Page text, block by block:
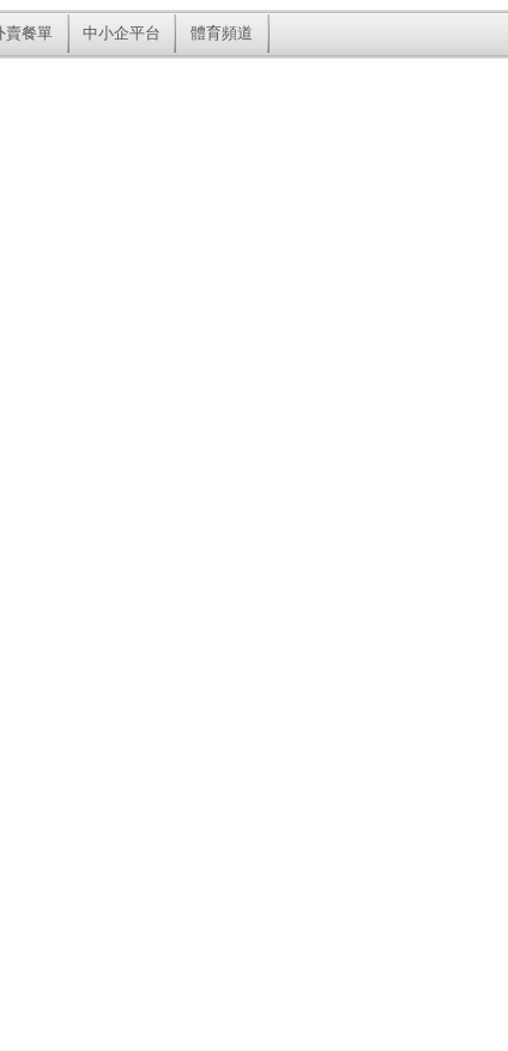
賣餐單 中小企平台 體育頻道